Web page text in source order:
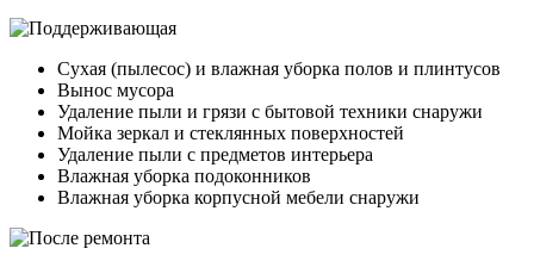
Сухая (пылесос) и влажная уборка полов и плинтусов
Вынос мусора
Удаление пыли и грязи с бытовой техники снаружи
Мойка зеркал и стеклянных поверхностей
Удаление пыли с предметов интерьера
Влажная уборка подоконников
Влажная уборка корпусной мебели снаружи